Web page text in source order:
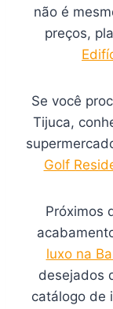
não é
preços,
Se você
Tijuca,
Golf
Próximos
luxo na
desejados
catálogo de